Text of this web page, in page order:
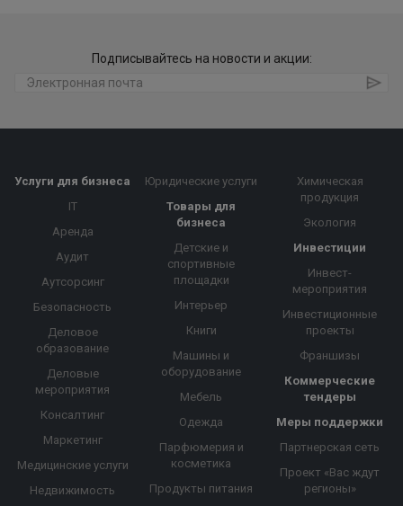
Подписывайтесь на новости и акции:
Услуги для бизнеса
IT
Аренда
Аудит
Аутсорсинг
Безопасность
Деловое
образование
Деловые
мероприятия
Консалтинг
Маркетинг
Медицинские услуги
Недвижимость
Юридические услуги
Товары для
бизнеса
Детские и
спортивные
площадки
Интерьер
Книги
Машины и
оборудование
Мебель
Одежда
Парфюмерия и
косметика
Продукты питания
Химическая
продукция
Экология
Инвестиции
Инвест-
мероприятия
Инвестиционные
проекты
Франшизы
Коммерческие
тендеры
Меры поддержки
Партнерская сеть
Проект «Вас ждут
регионы»